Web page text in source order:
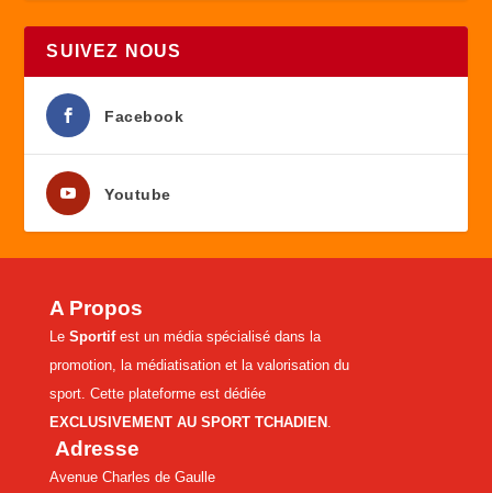
SUIVEZ NOUS
Facebook
Youtube
A Propos
Le Sportifest un média spécialisé dans la
promotion, la médiatisation et la valorisation du
sport. Cette plateforme est dédiée
EXCLUSIVEMENT AU SPORT TCHADIEN .
Adresse
Avenue Charles de Gaulle